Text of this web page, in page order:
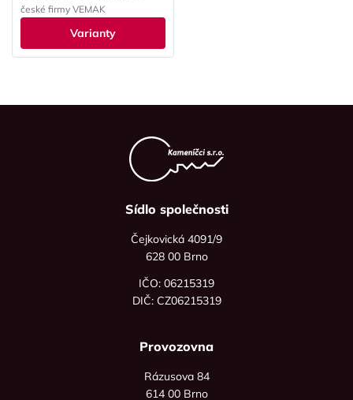
české firmy VEMAK
Varianty
Sídlo společnosti
Čejkovická 4091/9
628 00 Brno
IČO: 06215319
DIČ: CZ06215319
Provozovna
Rázusova 84
614 00 Brno